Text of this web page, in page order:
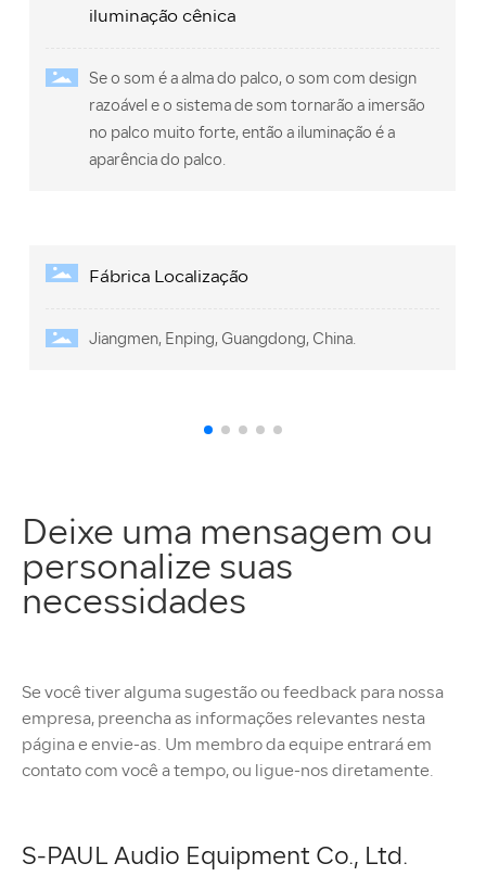
iluminação cênica
Se o som é a alma do palco, o som com design
razoável e o sistema de som tornarão a imersão
no palco muito forte, então a iluminação é a
aparência do palco.
Fábrica Localização
Jiangmen, Enping, Guangdong, China.
Deixe uma mensagem ou
personalize suas
necessidades
Se você tiver alguma sugestão ou feedback para nossa
empresa, preencha as informações relevantes nesta
página e envie-as. Um membro da equipe entrará em
contato com você a tempo, ou ligue-nos diretamente.
S-PAUL Audio Equipment Co., Ltd.